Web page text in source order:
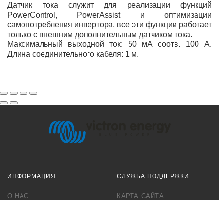
Датчик тока служит для реализации функций
PowerControl, PowerAssistи оптимизации
самопотребления инвертора, все эти функции работает
только с внешним дополнительным датчиком тока.
Максимальный выходной ток: 50 мА соотв. 100 А.
Длина соединительного кабеля: 1 м.
ИНФОРМАЦИЯ
О НАС
СЛУЖБА ПОДДЕРЖКИ
КАРТА САЙТА